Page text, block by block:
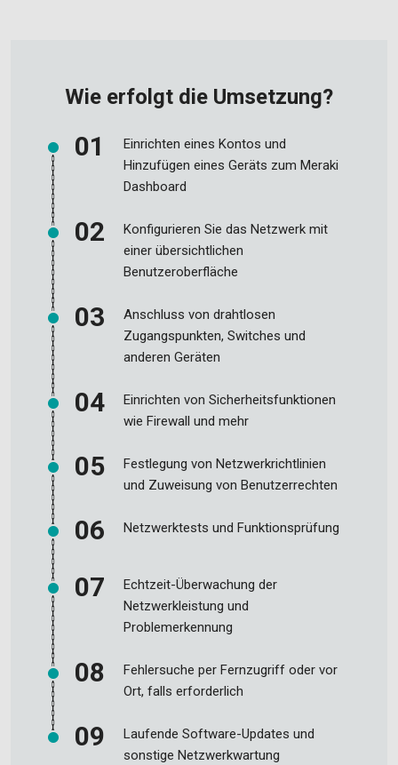
Wie erfolgt die Umsetzung?
Einrichten eines Kontos und
Hinzufügen eines Geräts zum Meraki
Dashboard
Konfigurieren Sie das Netzwerk mit
einer übersichtlichen
Benutzeroberfläche
Anschluss von drahtlosen
Zugangspunkten, Switches und
anderen Geräten
Einrichten von Sicherheitsfunktionen
wie Firewall und mehr
Festlegung von Netzwerkrichtlinien
und Zuweisung von Benutzerrechten
Netzwerktests und Funktionsprüfung
Echtzeit-Überwachung der
Netzwerkleistung und
Problemerkennung
Fehlersuche per Fernzugriff oder vor
Ort, falls erforderlich
Laufende Software-Updates und
sonstige Netzwerkwartung